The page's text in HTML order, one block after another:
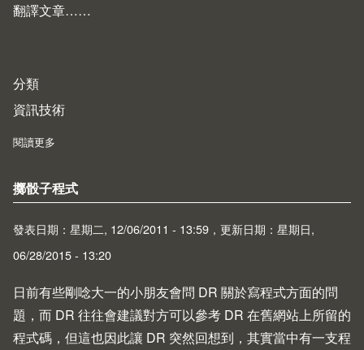
翻譯文章……
分類
資訊技術
閱讀更多
擲骰子程式
發表日期：星期二, 12/06/2011 - 13:59，更新日期：星期日,
06/28/2015 - 13:20
日前有些剛唸大一的小朋友會問 DR 關於寫程式方面的問
題，而 DR 往往會建議對方可以參考 DR 在舊網站上所留的
程式碼 ，但這也因此讓 DR 突然回想到，其實當中有一支程